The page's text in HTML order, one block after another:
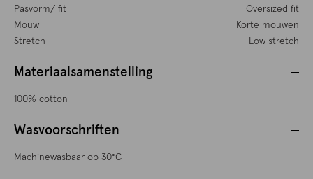
Pasvorm/ fit
Oversized fit
Mouw
Korte mouwen
Stretch
Low stretch
Materiaalsamenstelling
100% cotton
Wasvoorschriften
Machinewasbaar op 30°C